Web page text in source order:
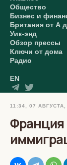
Общество
Бизнес и
Британия от А
Уик-энд
Обзор прессы
Ключи от дома
Радио
EN
11:34, 07 АВГУСТА,
Франция